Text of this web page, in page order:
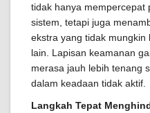
tidak hanya mempercepat
sistem, tetapi juga
ekstra yang tidak mungkin
lain. Lapisan keamanan
merasa jauh lebih tenang
dalam keadaan tidak aktif.
Langkah Tepat